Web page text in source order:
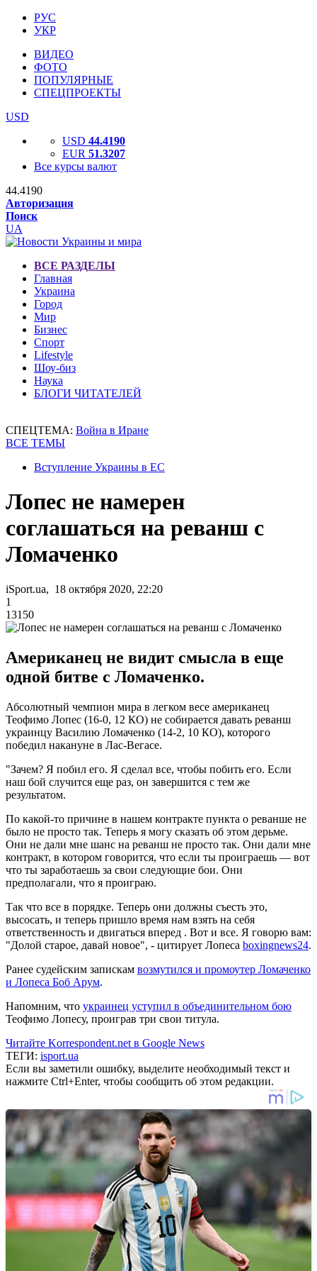
РУС
УКР
ВИДЕО
ФОТО
ПОПУЛЯРНЫЕ
СПЕЦПРОЕКТЫ
USD
USD 44.4190
EUR 51.3207
Все курсы валют
44.4190
Авторизация
Поиск
UA
ВСЕ РАЗДЕЛЫ
Главная
Украина
Город
Мир
Бизнес
Спорт
Lifestyle
Шоу-биз
Наука
БЛОГИ ЧИТАТЕЛЕЙ
СПЕЦТЕМА: Война в Иране
ВСЕ ТЕМЫ
Вступление Украины в ЕС
Лопес не намерен
соглашаться на реванш с
Ломаченко
iSport.ua, 18 октября 2020, 22:20
1
13150
Американец не видит смысла в еще
одной битве с Ломаченко.
Абсолютный чемпион мира в легком весе американец
Теофимо Лопес (16-0, 12 КО) не собирается давать реванш
украинцу Василию Ломаченко (14-2, 10 КО), которого
победил накануне в Лас-Вегасе.
"Зачем? Я побил его. Я сделал все, чтобы побить его. Если
наш бой случится еще раз, он завершится с тем же
результатом.
По какой-то причине в нашем контракте пункта о реванше не
было не просто так. Теперь я могу сказать об этом дерьме.
Они не дали мне шанс на реванш не просто так. Они дали мне
контракт, в котором говорится, что если ты проиграешь — вот
что ты заработаешь за свои следующие бои. Они
предполагали, что я проиграю.
Так что все в порядке. Теперь они должны съесть это,
высосать, и теперь пришло время нам взять на себя
ответственность и двигаться вперед . Вот и все. Я говорю вам:
"Долой старое, давай новое", - цитирует Лопеса boxingnews24.
Ранее судейским запискам возмутился и промоутер Ломаченко
и Лопеса Боб Арум.
Напомним, что украинец уступил в объединительном бою
Теофимо Лопесу, проиграв три свои титула.
Читайте Korrespondent.net в Google News
ТЕГИ: isport.ua
Если вы заметили ошибку, выделите необходимый текст и
нажмите Ctrl+Enter, чтобы сообщить об этом редакции.